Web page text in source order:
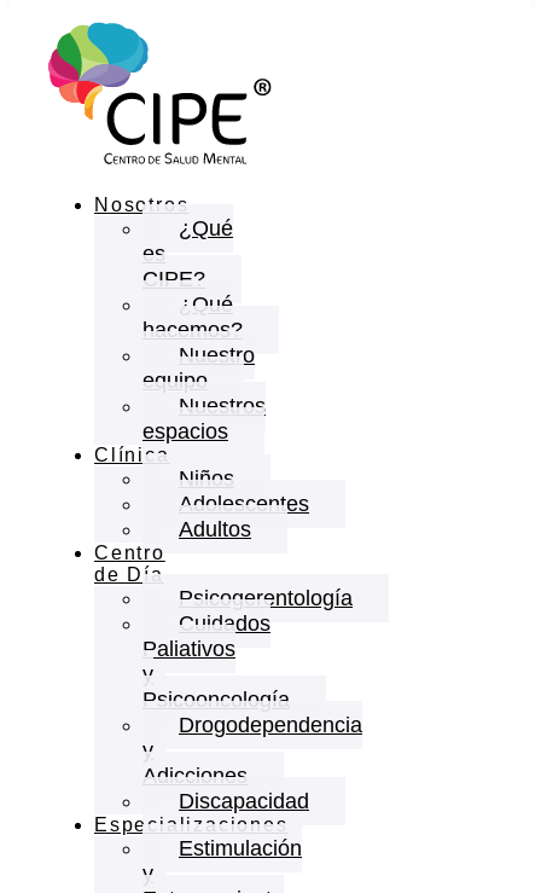
Nosotros
¿Qué
es
CIPE?
¿Qué
hacemos?
Nuestro
equipo
Nuestros
espacios
Clínica
Niños
Adolescentes
Adultos
Centro
de Día
Psicogerentología
Cuidados
Paliativos
y
Psicooncología
Drogodependencia
y
Adicciones
Discapacidad
Especializaciones
Estimulación
y